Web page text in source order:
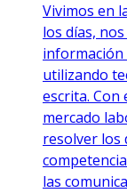
Vivimos en
los días,
información
utilizando
escrita. Con
mercado
resolver los
las